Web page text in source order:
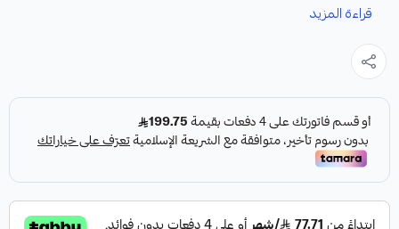
خصيصًا لتلبية احتياجات سيارتك.
مميزات المنتج:
✓جديد من الشركة المصنعة الأصلية.
قراءة المزيد